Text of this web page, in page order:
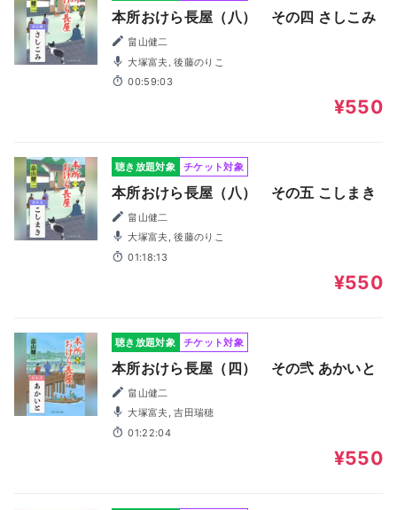
本所おけら長屋（八） その四 さしこみ
畠山健二
大塚富夫, 後藤のりこ
00:59:03
¥550
聴き放題対象 チケット対象
本所おけら長屋（八） その五 こしまき
畠山健二
大塚富夫, 後藤のりこ
01:18:13
¥550
聴き放題対象 チケット対象
本所おけら長屋（四） その弐 あかいと
畠山健二
大塚富夫, 吉田瑞穂
01:22:04
¥550